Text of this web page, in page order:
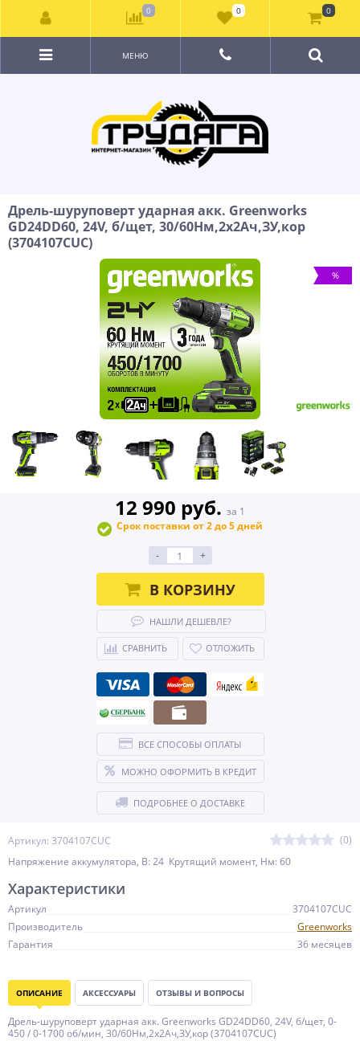
МЕНЮ
Дрель-шуруповерт ударная акк. Greenworks
GD24DD60, 24V, б/щет, 30/60Нм,2х2Ач,ЗУ,кор
(3704107CUC)
%
Артикул: 3704107CUC
(0)
Напряжение аккумулятора, В: 24 Крутящий момент, Нм: 60
12 990 руб. за 1
Срок поставки от 2 до 5 дней
- +
В КОРЗИНУ
НАШЛИ ДЕШЕВЛЕ?
СРАВНИТЬ ОТЛОЖИТЬ
ВСЕ СПОСОБЫ ОПЛАТЫ
МОЖНО ОФОРМИТЬ В КРЕДИТ
ПОДРОБНЕЕ О ДОСТАВКЕ
Характеристики
Артикул
3704107CUC
Производитель
Greenworks
Гарантия
36 месяцев
ОПИСАНИЕ АКСЕССУАРЫ ОТЗЫВЫ И ВОПРОСЫ
Дрель-шуруповерт ударная акк. Greenworks GD24DD60, 24V, б/щет, 0-
450 / 0-1700 об/мин, 30/60Нм,2х2Ач,ЗУ,кор (3704107CUC)
0 0 0